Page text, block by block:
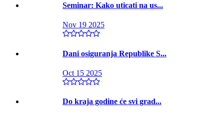
Seminar: Kako uticati na us...
Nov 19 2025
Dani osiguranja Republike S...
Oct 15 2025
Do kraja godine će svi grad...